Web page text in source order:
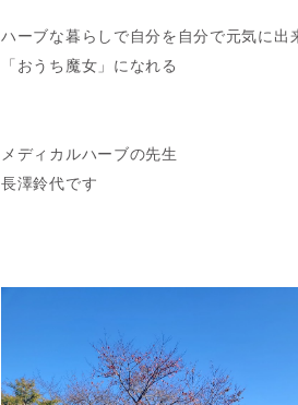
ハーブな暮らしで自分を自分で元気に出
「おうち魔女」になれる
メディカルハーブの先生
長澤鈴代です